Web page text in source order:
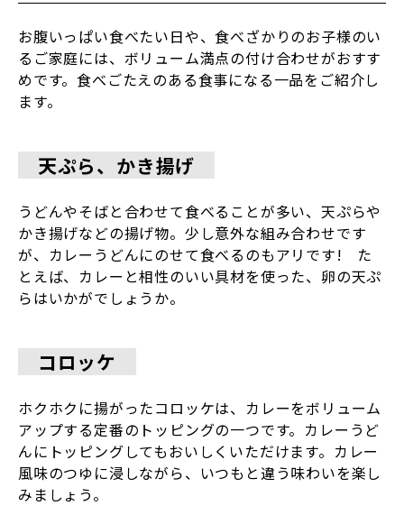
お腹いっぱい食べたい日や、食べざかりのお子様のい
るご家庭には、ボリューム満点の付け合わせがおすす
めです。食べごたえのある食事になる一品をご紹介し
ます。
天ぷら、かき揚げ
うどんやそばと合わせて食べることが多い、天ぷらや
かき揚げなどの揚げ物。少し意外な組み合わせです
が、カレーうどんにのせて食べるのもアリです! た
とえば、カレーと相性のいい具材を使った、卵の天ぷ
らはいかがでしょうか。
コロッケ
ホクホクに揚がったコロッケは、カレーをボリューム
アップする定番のトッピングの一つです。カレーうど
んにトッピングしてもおいしくいただけます。カレー
風味のつゆに浸しながら、いつもと違う味わいを楽し
みましょう。